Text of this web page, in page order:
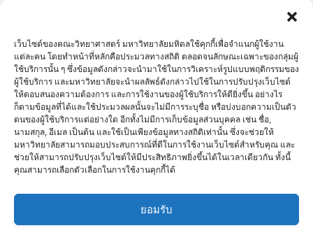
เว็บไซต์ของคณะวิทยาศาสตร์ มหาวิทยาลัยมหิดลใช้คุกกี้เพื่อจำแนกผู้ใช้งาน
แต่ละคน โดยทำหน้าที่หลักคือประมวลทางสถิติ ตลอดจนลักษณะเฉพาะของกลุ่มผู้
ใช้บริการนั้น ๆ ซึ่งข้อมูลดังกล่าวจะนำมาใช้ในการวิเคราะห์รูปแบบพฤติกรรมของ
ผู้ใช้บริการ และมหาวิทยาลัยจะนำผลลัพธ์ดังกล่าวไปใช้ในการปรับปรุงเว็บไซต์
ให้ตอบสนองความต้องการ และการใช้งานของผู้ใช้บริการให้ดียิ่งขึ้น อย่างไร
ก็ตามข้อมูลที่ได้และใช้ประมวลผลนั้นจะไม่มีการระบุชื่อ หรือบ่งบอกความเป็นตัว
ตนของผู้ใช้บริการแต่อย่างใด อีกทั้งไม่มีการเก็บข้อมูลส่วนบุคคล เช่น ชื่อ,
นามสกุล, อีเมล เป็นต้น และใช้เป็นเพียงข้อมูลทางสถิติเท่านั้น ซึ่งจะช่วยให้
มหาวิทยาลัยสามารถมอบประสบการณ์ที่ดีในการใช้งานเว็บไซต์สำหรับคุณ และ
ช่วยให้สามารถปรับปรุงเว็บไซต์ให้มีประสิทธิภาพยิ่งขึ้นได้ในเวลาเดียวกัน ทั้งนี้
คุณสามารถเลือกตัวเลือกในการใช้งานคุกกี้ได้
ยอมรับ
ข่าวกิจกรรมปี 2567 (252)
ข่าวกิจกรรมปี 2568(355)
ข่าวกิจกรรมปี 2569(191)
ข่าวทั่วไป(716)
ข่าวธรรมาภิบาลและความโปร่งใส (OIT)(30)
บรรยายพิเศษ(123)
ประชุมวิชาการ(60)